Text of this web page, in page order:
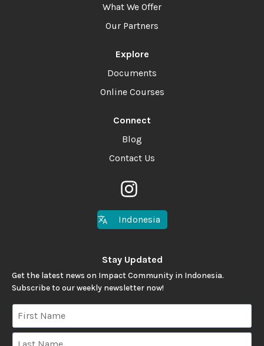
What We Offer
Our Partners
Explore
Documents
Online Courses
Connect
Blog
Contact Us
Indonesia
Stay Updated
Get the latest news on Impact Community in Indonesia.
Subscribe to our weekly newsletter now!